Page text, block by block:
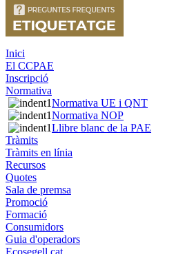
Inici
El CCPAE
Inscripció
Normativa
Normativa UE i QNT
Normativa NOP
Llibre blanc de la PAE
Tràmits
Tràmits en línia
Recursos
Quotes
Sala de premsa
Promoció
Formació
Consumidors
Guia d'operadors
Ecosegell.cat